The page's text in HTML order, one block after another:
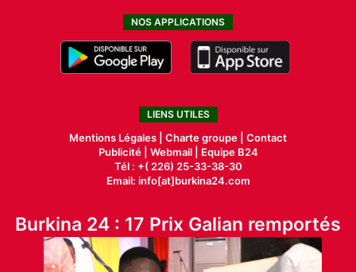
NOS APPLICATIONS
LIENS UTILES
Mentions Légales | Charte groupe | Contact
Publicité| Webmail |
Equipe B24
Tél : +( 226) 25-33-38-30
Email: info[at]burkina24.com
Burkina 24 : 17 Prix Galian remportés